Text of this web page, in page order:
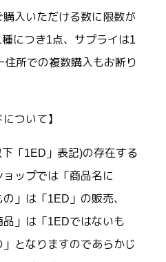
入いただける数に限数が
につき1点、サプライは1
住所での複数購入もお断り
ついて】
「1ED」表記)の存在する
ップでは「商品名に
」は「1ED」の販売、
品」は「1EDではないも
となりますのであらかじ